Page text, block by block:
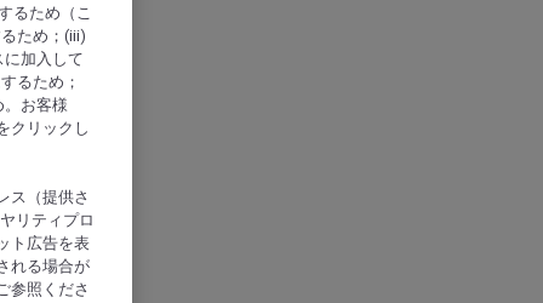
るため（こ
ため；(iii)
加入して
るため；
お客様
クリックし
ス（提供さ
リティプロ
ト広告を表
れる場合が
参照くださ